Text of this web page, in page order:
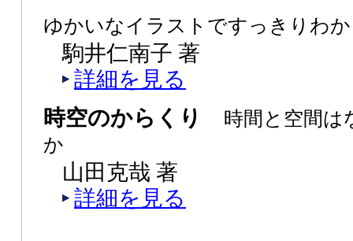
ゆかいなイラストですっきりわ
駒井仁南子 著
詳細を見る
時空のからくり
時間と空間は
か
山田克哉 著
詳細を見る